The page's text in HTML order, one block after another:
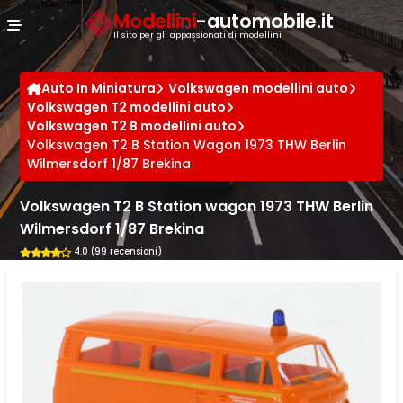
Modellini-automobile.it
Il sito per gli appassionati di modellini
Auto In Miniatura
Volkswagen modellini auto
Volkswagen T2 modellini auto
Volkswagen T2 B modellini auto
Volkswagen T2 B Station Wagon 1973 THW Berlin
Wilmersdorf 1/87 Brekina
Volkswagen T2 B Station wagon 1973 THW Berlin
Wilmersdorf 1/87 Brekina
4.0 (99 recensioni)
Cookies management panel